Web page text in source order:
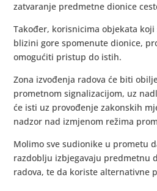
zatvaranje predmetne dionice
Također, korisnicima objekata
blizini gore spomenute dionice,
omogućiti pristup do istih.
Zona izvođenja radova će biti
prometnom signalizacijom, uz
će isti uz provođenje zakonskih
nadzor nad izmjenom režima
Molimo sve sudionike u prometu
razdoblju izbjegavaju predmetnu
radova, te da koriste alternativne